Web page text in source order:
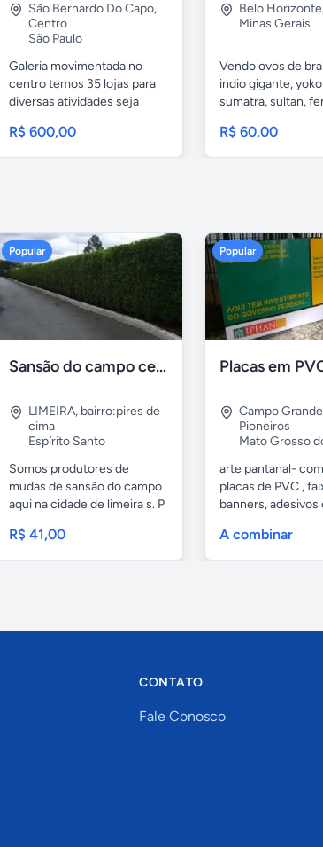
São Bernardo Do Capo,
Centro
São Paulo
Galeria movimentada no
centro temos 35 lojas para
diversas atividades seja
R$ 600,00
Belo Horizonte
Minas Gerais
Vendo ovos de
indio gigante,
sumatra, sultan,
R$ 60,00
Popular
Sansão do campo cerca viva por 0,65 á muda
LIMEIRA, bairro:pires de
cima
Espírito Santo
Somos produtores de
mudas de sansão do campo
aqui na cidade de limeira s. P
R$ 41,00
Popular
Campo Grande
Pioneiros
Mato Grosso
arte pantanal-
placas de PVC ,
banners, adesivos
A combinar
CONTATO
Fale Conosco